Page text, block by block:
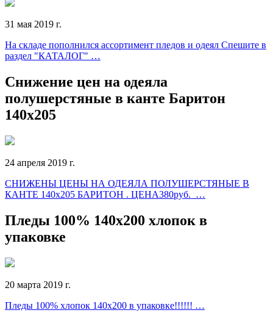
31 мая 2019 г.
На складе пополнился ассортимент пледов и одеял Спешите в
раздел "КАТАЛОГ" …
Снижение цен на одеяла
полушерстяные в канте Баритон
140х205
24 апреля 2019 г.
СНИЖЕНЫ ЦЕНЫ НА ОДЕЯЛА ПОЛУШЕРСТЯНЫЕ В
КАНТЕ 140х205 БАРИТОН . ЦЕНА380руб. …
Пледы 100% 140х200 хлопок в
упаковке
20 марта 2019 г.
Пледы 100% хлопок 140х200 в упаковке!!!!!! …